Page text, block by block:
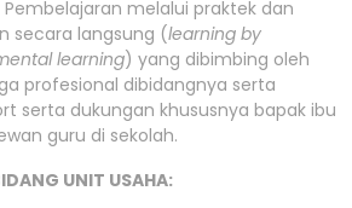
melalui praktek dan
secara langsung (learning by
learning) yang dibimbing oleh
profesional dibidangnya serta
serta dukungan khususnya bapak ibu
guru di sekolah.
UNIT USAHA: